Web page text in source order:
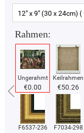
12" x 9" (30 x 24cm)
Rahmen:
Ungerahmt
€0.00
Keilrahmen
€50.26
F6537-236 F7034-298